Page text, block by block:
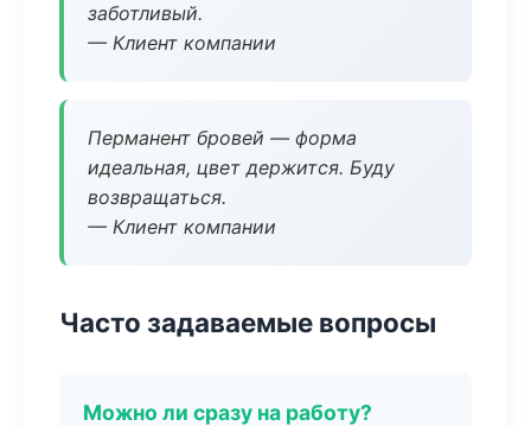
заботливый.
— Клиент компании
Перманент бровей — форма
идеальная, цвет держится. Буду
возвращаться.
— Клиент компании
Часто задаваемые вопросы
Можно ли сразу на работу?